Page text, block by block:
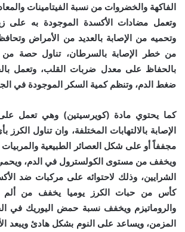
الفاكهة والخضروات من نسبة الفيتامينات
وتعمل مضادات الأكسدة الموجودة به على
وتحميه من الإصابة بالعديد من الأمراض
من خطر الإصابة بالسرطان، تناول حصة من
بالحفاظ على معدل ضربات القلب، وتعمل
ضغط الدم، وتنظم كمية السكر الموجودة في
كما يحتوي مادة (كويرسيتين) وهي تعمل
الإصابة بالالتهابات المختلفة، وان تناول
مجففاً أو على شكل العصائر الطبيعية
ويخفف من مستوى الكولسترول في الدم،
الشرايين، وذلك لاحتوائه على مركبات ضد
كأس من حبات الكرز يوميا يخفف من ألم
والروماتيزم ويخفف نسبة حمض اليوريك في
المزمن، ويساعد على النوم بشكل هادئ ويبعد